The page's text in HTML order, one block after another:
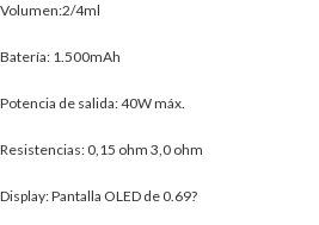
Volumen:2/4ml
Batería: 1.500mAh
Potencia de salida: 40W máx.
Resistencias: 0,15 ohm 3,0 ohm
Display: Pantalla OLED de 0.69?